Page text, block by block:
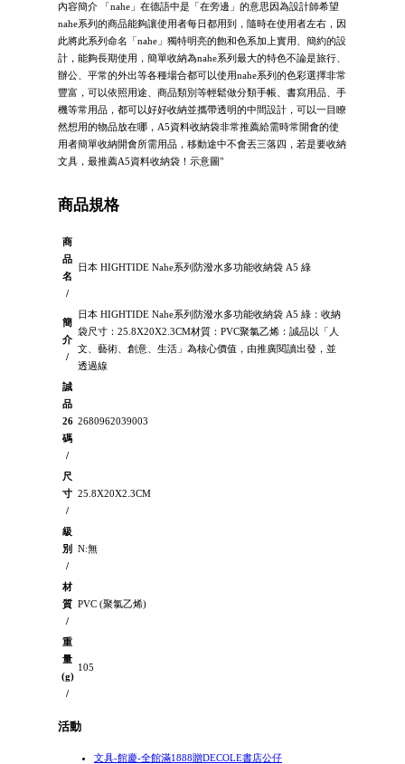
內容簡介 「nahe」在德語中是「在旁邊」的意思因為設計師希望
nahe系列的商品能夠讓使用者每日都用到，隨時在使用者左右，因
此將此系列命名「nahe」獨特明亮的飽和色系加上實用、簡約的設
計，能夠長期使用，簡單收納為nahe系列最大的特色不論是旅行、
辦公、平常的外出等各種場合都可以使用nahe系列的色彩選擇非常
豐富，可以依照用途、商品類別等輕鬆做分類手帳、書寫用品、手
機等常用品，都可以好好收納並攜帶透明的中間設計，可以一目瞭
然想用的物品放在哪，A5資料收納袋非常推薦給需時常開會的使
用者簡單收納開會所需用品，移動途中不會丟三落四，若是要收納
文具，最推薦A5資料收納袋！示意圖"
商品規格
商
品
名
/
日本 HIGHTIDE Nahe系列防潑水多功能收納袋 A5 綠
簡
介
/
日本 HIGHTIDE Nahe系列防潑水多功能收納袋 A5 綠：收納
袋尺寸：25.8X20X2.3CM材質：PVC聚氯乙烯：誠品以「人
文、藝術、創意、生活」為核心價值，由推廣閱讀出發，並
透過線
誠
品
26
碼
/
2680962039003
尺
寸
/
25.8X20X2.3CM
級
別
/
N:無
材
質
/
PVC (聚氯乙烯)
重
量
(g)
/
105
活動
文具-館慶-全館滿1888贈DECOLE書店公仔